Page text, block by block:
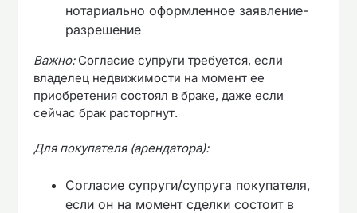
нотариально оформленное заявление-
разрешение
Важно:Согласие супруги требуется, если
владелец недвижимости на момент ее
приобретения состоял в браке, даже если
сейчас брак расторгнут.
Для покупателя (арендатора):
Согласие супруги/супруга покупателя,
если он на момент сделки состоит в